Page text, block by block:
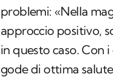
problemi: «Nella
approccio positivo,
in questo caso. Con
gode di ottima